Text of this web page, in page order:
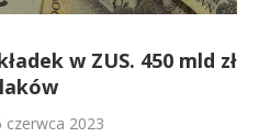
w ZUS. 450 mld zł
czerwca 2023